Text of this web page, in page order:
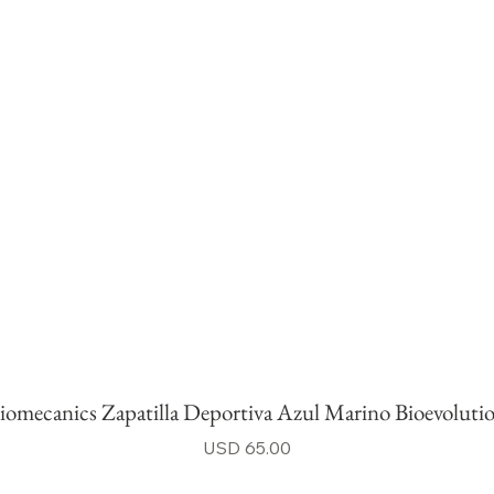
Zapatilla Deportiva Azul Marino
Precio
USD 65.00